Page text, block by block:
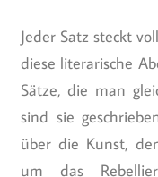
Jeder Satz steckt
diese literarische
Sätze, die man
sind sie
über die Kunst,
um das